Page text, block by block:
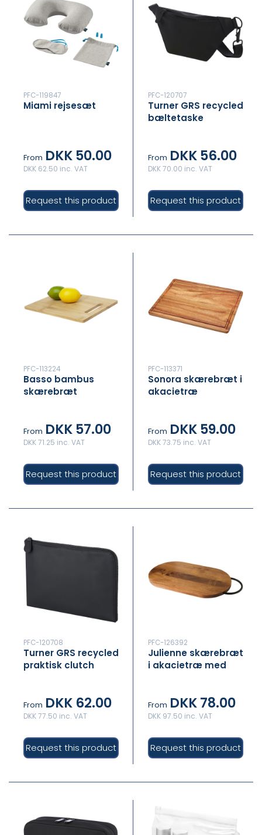
PFC-119847
Miami rejsesæt
From DKK 50.00
DKK 62.50 inc. VAT
Request this product
PFC-120707
Turner GRS recycled
bæltetaske
From DKK 56.00
DKK 70.00 inc. VAT
Request this product
PFC-113224
Basso bambus
skærebræt
From DKK 57.00
DKK 71.25 inc. VAT
Request this product
PFC-113371
Sonora skærebræt i
akacietræ
From DKK 59.00
DKK 73.75 inc. VAT
Request this product
PFC-120708
Turner GRS recycled
praktisk clutch
From DKK 62.00
DKK 77.50 inc. VAT
Request this product
PFC-126392
Julienne skærebræt
i akacietræ med
From DKK 78.00
DKK 97.50 inc. VAT
Request this product